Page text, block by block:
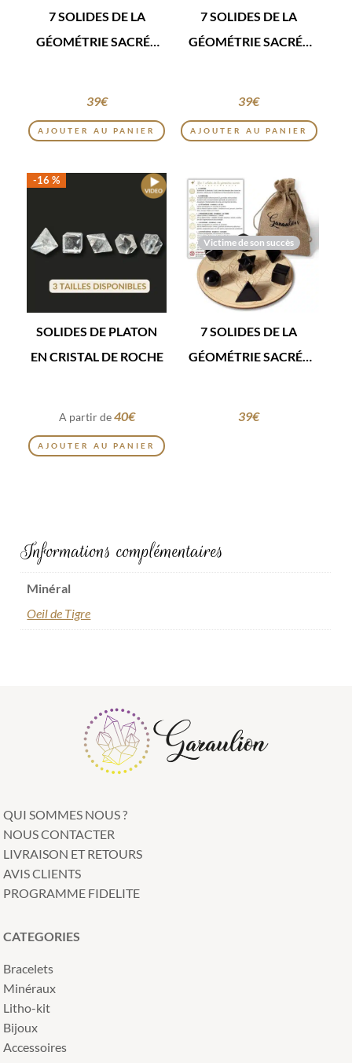
7 SOLIDES DE LA
GÉOMÉTRIE SACRÉE
39€
AJOUTER AU PANIER
7 SOLIDES DE LA
GÉOMÉTRIE SACRÉE
39€
AJOUTER AU PANIER
-16 %
SOLIDES DE PLATON
EN CRISTAL DE ROCHE
A partir de40€
AJOUTER AU PANIER
options
produit
Victime de son succès
7 SOLIDES DE LA
GÉOMÉTRIE SACRÉE
39€
Informations complémentaires
Minéral
Oeil de Tigre
QUI SOMMES NOUS ?
NOUS CONTACTER
LIVRAISON ET RETOURS
AVIS CLIENTS
PROGRAMME FIDELITE
CATEGORIES
Bracelets
Minéraux
Litho-kit
Bijoux
Accessoires